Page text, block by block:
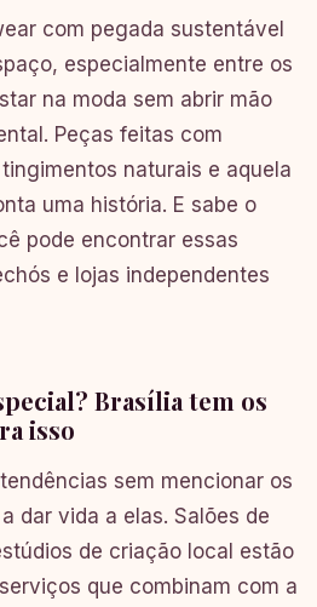
com pegada sustentável
especialmente entre os
na moda sem abrir mão
Peças feitas com
naturais e aquela
uma história. E sabe o
pode encontrar essas
e lojas independentes
Brasília tem os
isso
sem mencionar os
dar vida a elas. Salões de
de criação local estão
que combinam com a